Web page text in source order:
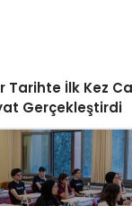
Tarihte İlk Kez
Gerçekleştirdi